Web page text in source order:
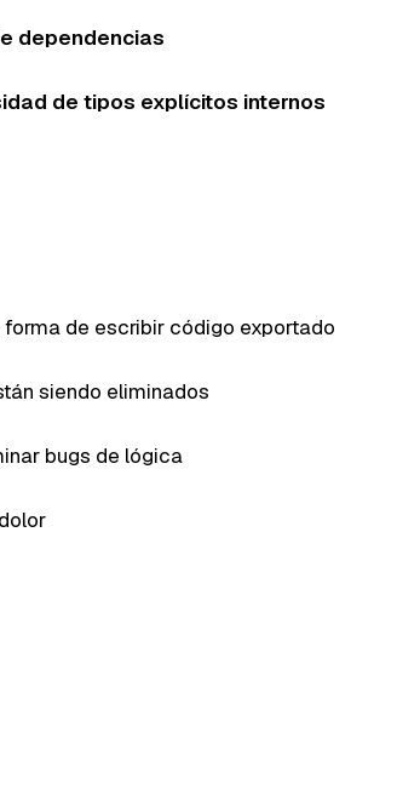
dependencias
de tipos explícitos internos
de escribir código exportado
siendo eliminados
bugs de lógica